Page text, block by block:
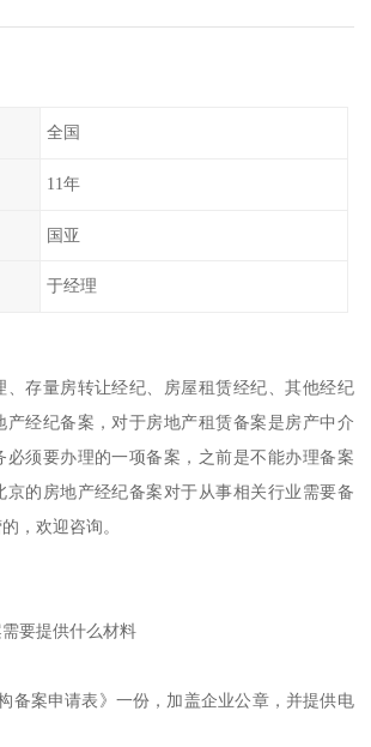
全国
11年
国亚
于经理
、存量房转让经纪、房屋租赁经纪、其他经纪
产经纪备案，对于房地产租赁备案是房产中介
必须要办理的一项备案，之前是不能办理备案
京的房地产经纪备案对于从事相关行业需要备
，欢迎咨询。
要提供什么材料
备案申请表》一份，加盖企业公章，并提供电